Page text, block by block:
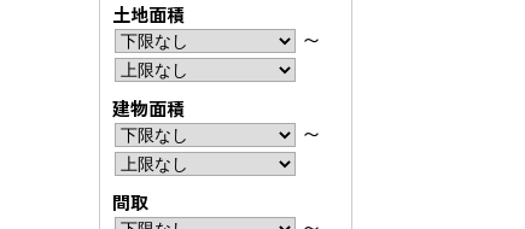
土地面積
〜
建物面積
〜
間取